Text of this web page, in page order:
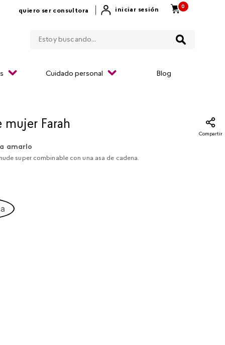
quiero ser consultora iniciar sesión
0
Cuidado personal Blog
mujer Farah​
Compartir
amarlo
super combinable con una asa de cadena.